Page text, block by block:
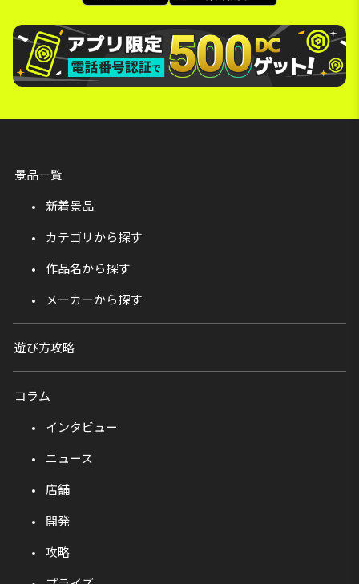
景品一覧
新着景品
カテゴリから探す
作品名から探す
メーカーから探す
遊び方攻略
コラム
インタビュー
ニュース
店舗
開発
攻略